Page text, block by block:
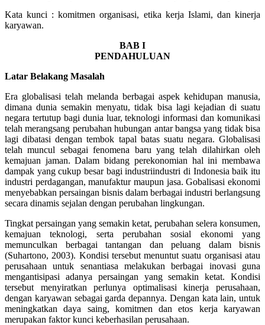
Kata kunci : komitmen organisasi, etika kerja Islami, dan kinerja
karyawan.
BAB I
PENDAHULUAN
Latar Belakang Masalah
Era globalisasi telah melanda berbagai aspek kehidupan manusia,
dimana dunia semakin menyatu, tidak bisa lagi kejadian di suatu
negara tertutup bagi dunia luar, teknologi informasi dan komunikasi
telah merangsang perubahan hubungan antar bangsa yang tidak bisa
lagi dibatasi dengan tembok tapal batas suatu negara. Globalisasi
telah muncul sebagai fenomena baru yang telah dilahirkan oleh
kemajuan jaman. Dalam bidang perekonomian hal ini membawa
dampak yang cukup besar bagi industriindustri di Indonesia baik itu
industri perdagangan, manufaktur maupun jasa. Gobalisasi ekonomi
menyebabkan persaingan bisnis dalam berbagai industri berlangsung
secara dinamis sejalan dengan perubahan lingkungan.
Tingkat persaingan yang semakin ketat, perubahan selera konsumen,
kemajuan teknologi, serta perubahan sosial ekonomi yang
memunculkan berbagai tantangan dan peluang dalam bisnis
(Suhartono, 2003). Kondisi tersebut menuntut suatu organisasi atau
perusahaan untuk senantiasa melakukan berbagai inovasi guna
mengantisipasi adanya persaingan yang semakin ketat. Kondisi
tersebut menyiratkan perlunya optimalisasi kinerja perusahaan,
dengan karyawan sebagai garda depannya. Dengan kata lain, untuk
meningkatkan daya saing, komitmen dan etos kerja karyawan
merupakan faktor kunci keberhasilan perusahaan.